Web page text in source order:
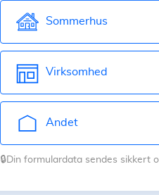
Sommerhus
Virksomhed
Andet
🔒Din formulardata sendes sikkert